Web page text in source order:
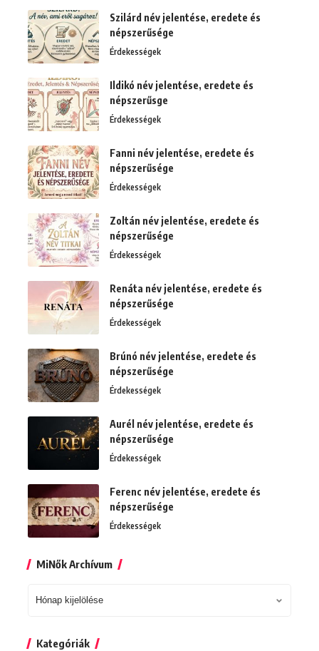
Szilárd név jelentése, eredete és
népszerűsége
Érdekességek
Ildikó név jelentése, eredete és
népszerűsge
Érdekességek
Fanni név jelentése, eredete és
népszerűsége
Érdekességek
Zoltán név jelentése, eredete és
népszerűsége
Érdekességek
Renáta név jelentése, eredete és
népszerűsége
Érdekességek
Brúnó név jelentése, eredete és
népszerűsége
Érdekességek
Aurél név jelentése, eredete és
népszerűsége
Érdekességek
Ferenc név jelentése, eredete és
népszerűsége
Érdekességek
MiNők Archívum
MiNők
Kategóriák